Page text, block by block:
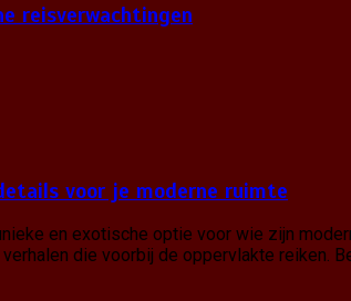
reisverwachtingen
voor je moderne ruimte
en exotische optie voor wie zijn
die voorbij de oppervlakte reiken.